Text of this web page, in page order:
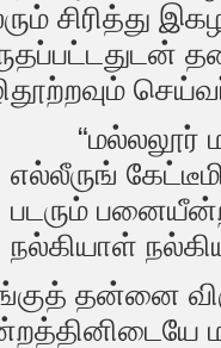
சிரித்து
பனையீன்ற
தன்னை